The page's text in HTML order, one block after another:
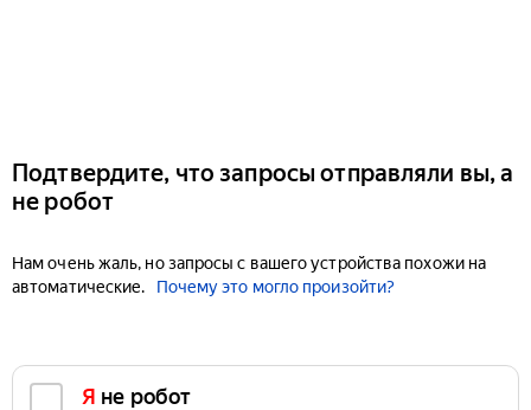
Подтвердите, что запросы отправляли вы, а
не робот
Нам очень жаль, но запросы с вашего устройства похожи на
автоматические.
Почему это могло произойти?
Я не робот